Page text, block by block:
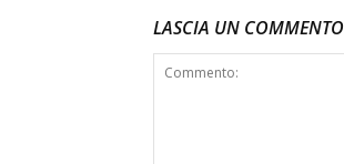
LASCIA UN COMMENTO